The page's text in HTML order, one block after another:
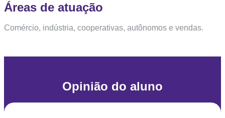
Áreas de atuação
Comércio, indústria, cooperativas, autônomos e vendas.
Opinião do aluno